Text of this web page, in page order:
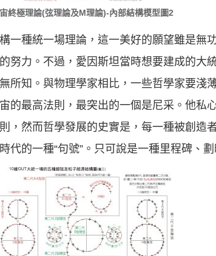
終極理論(弦理論及M理論)-內部結構模型圖2
一種統一場理論，這一美好的願望雖是無
努力。不過，愛因斯坦當時想要建成的大
所知。與物理學家相比，一些哲學家要淺
的最高法則，最突出的一個是尼采。他私
，然而哲學發展的史實是，每一種被創造
代的一種“句號”。只可說是一種里程碑、劃